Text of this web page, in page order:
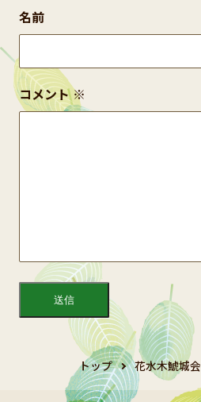
コメント※
名前
トップ 花水木鯱城会